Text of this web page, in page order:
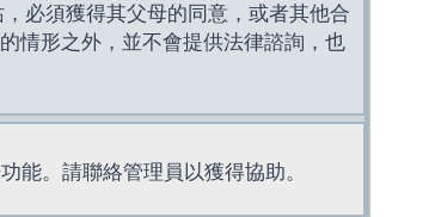
必須獲得其父母的同意，或者其他合
情形之外，並不會提供法律諮詢，也
能。請聯絡管理員以獲得協助。